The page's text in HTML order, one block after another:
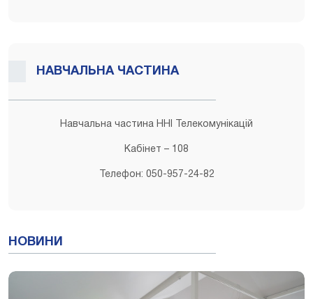
НАВЧАЛЬНА ЧАСТИНА
Навчальна частина ННІ Телекомунікацій
Кабінет – 108
Телефон: 050-957-24-82
НОВИНИ